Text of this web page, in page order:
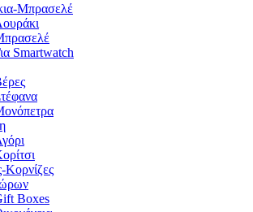
Μπρασελέ
Smartwatch
Κορνίζες
Boxes